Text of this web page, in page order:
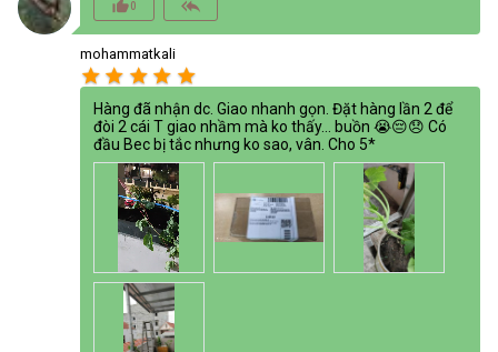
thumb_up_alt0 reply_all
mohammatkali
star star star star star
Hàng đã nhận dc. Giao nhanh gọn. Đặt hàng lần 2 để
đòi 2 cái T giao nhầm mà ko thấy... buồn 😭😔😞 Có
đầu Bec bị tắc nhưng ko sao, vân. Cho 5*